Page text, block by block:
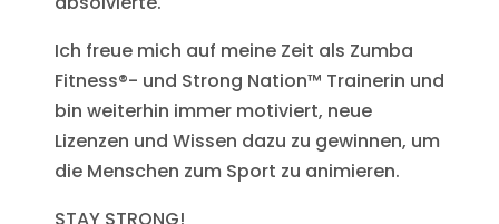
Ich freue mich auf meine Zeit als Zumba
Fitness®- und Strong Nation™ Trainerin und
bin weiterhin immer motiviert, neue
Lizenzen und Wissen dazu zu gewinnen, um
die Menschen zum Sport zu animieren.